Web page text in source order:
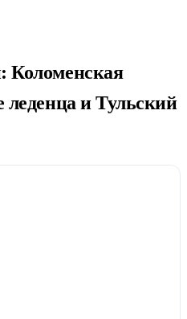
Коломенская
леденца и Тульский